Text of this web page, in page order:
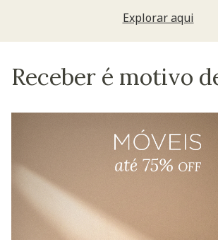
Explorar aqui
Receber é motivo